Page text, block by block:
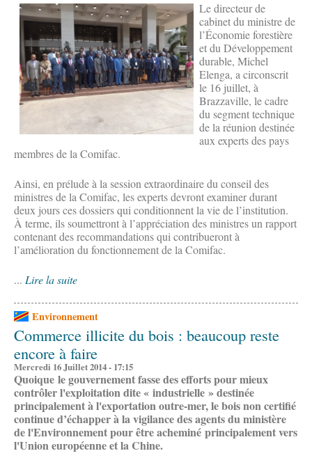
Le directeur de
cabinet du ministre de
l’Économie forestière
et du Développement
durable, Michel
Elenga, a circonscrit
le 16 juillet, à
Brazzaville, le cadre
du segment technique
de la réunion destinée
aux experts des pays
membres de la Comifac.
Ainsi, en prélude à la session extraordinaire du conseil des
ministres de la Comifac, les experts devront examiner durant
deux jours ces dossiers qui conditionnent la vie de l’institution.
À terme, ils soumettront à l’appréciation des ministres un rapport
contenant des recommandations qui contribueront à
l’amélioration du fonctionnement de la Comifac.
... Lire la suite
Environnement
Commerce illicite du bois : beaucoup reste
encore à faire
Mercredi 16 Juillet 2014 - 17:15
Quoique le gouvernement fasse des efforts pour mieux
contrôler l'exploitation dite « industrielle » destinée
principalement à l'exportation outre-mer, le bois non certifié
continue d’échapper à la vigilance des agents du ministère
de l'Environnement pour être acheminé principalement vers
l'Union européenne et la Chine.